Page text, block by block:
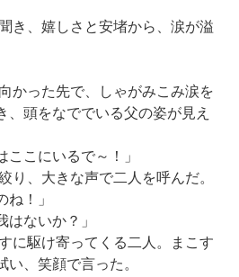
き、嬉しさと安堵から、涙が溢
かった先で、しゃがみこみ涙を
、頭をなででいる父の姿が見え
ここにいるで～！」
り、大きな声で二人を呼んだ。
ね！」
はないか？」
に駆け寄ってくる二人。まこす
、笑顔で言った。